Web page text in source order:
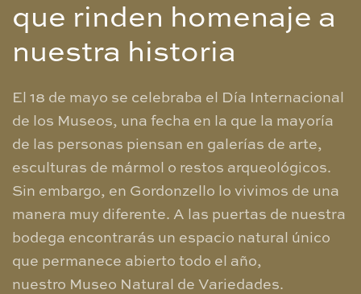
que rinden homenaje a
nuestra historia
​El 18 de mayo se celebraba el Día Internacional
de los Museos, una fecha en la que la mayoría
de las personas piensan en galerías de arte,
esculturas de mármol o restos arqueológicos.
Sin embargo, en Gordonzello lo vivimos de una
manera muy diferente. A las puertas de nuestra
bodega encontrarás un espacio natural único
que permanece abierto todo el año,
nuestro Museo Natural de Variedades.